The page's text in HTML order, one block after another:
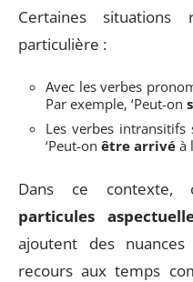
Certaines situations
particulière :
Avec les verbes
Par exemple, ‘Peut-on
Les verbes intransitifs
‘Peut-on être arrivé à
Dans ce contexte,
particules
ajoutent des
recours aux temps